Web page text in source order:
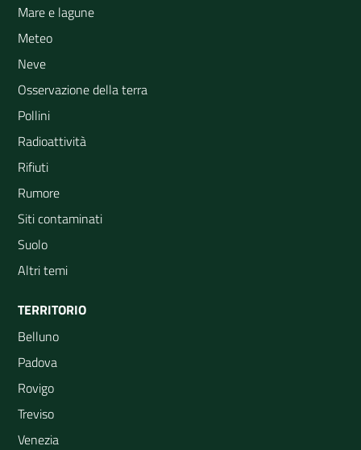
Mare e lagune
Meteo
Neve
Osservazione della terra
Pollini
Radioattività
Rifiuti
Rumore
Siti contaminati
Suolo
Altri temi
TERRITORIO
Belluno
Padova
Rovigo
Treviso
Venezia